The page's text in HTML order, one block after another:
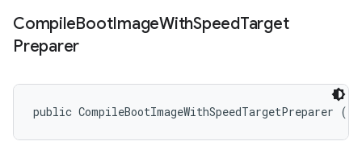
CompileBootImageWithSpeedTarget
Preparer
public CompileBootImageWithSpeedTargetPreparer ()